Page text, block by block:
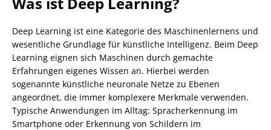
Deep Learning ist eine Kategorie des Maschinenlernens und
wesentliche Grundlage für künstliche Intelligenz. Beim Deep
Learning eignen sich Maschinen durch gemachte
Erfahrungen eigenes Wissen an. Hierbei werden
sogenannte künstliche neuronale Netze zu Ebenen
angeordnet, die immer komplexere Merkmale verwenden.
Typische Anwendungen im Alltag: Spracherkennung im
Smartphone oder Erkennung von Schildern im